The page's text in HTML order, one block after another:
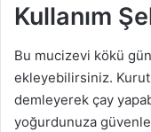
Kullanım
Bu mucizevi kökü
ekleyebilirsiniz.
demleyerek çay
yoğurdunuza